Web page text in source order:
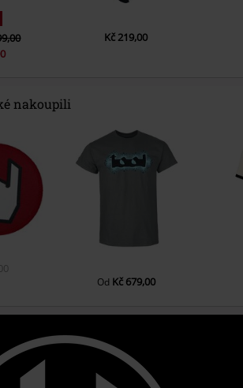
Kč 219,00
nakoupili
Od Kč 679,00